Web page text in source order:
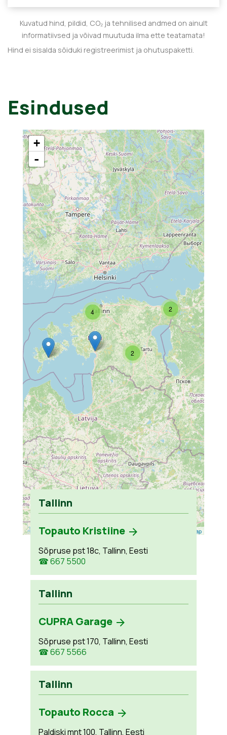
Kuvatud hind, pildid, CO₂ ja tehnilised andmed on ainult
informatiivsed ja võivad muutuda ilma ette teatamata!
Hind ei sisalda sõiduki registreerimist ja ohutuspaketti.
Esindused
2
2
4
+
-
Leaflet OpenStreetMap
Tallinn
Topauto Kristiine
Sõpruse pst 18c, Tallinn, Eesti
☎ 667 5500
Tallinn
CUPRA Garage
Sõpruse pst 170, Tallinn, Eesti
☎ 667 5566
Tallinn
Topauto Rocca
Paldiski mnt 100, Tallinn, Eesti